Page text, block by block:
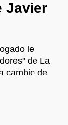
Javier
le
de La
cambio de